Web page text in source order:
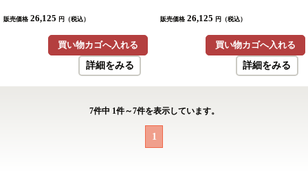
販売価格 26,125 円（税込）
買い物カゴへ入れる
詳細をみる
販売価格 26,125 円（税込）
買い物カゴへ入れる
詳細をみる
7件中 1件～7件を表示しています。
1